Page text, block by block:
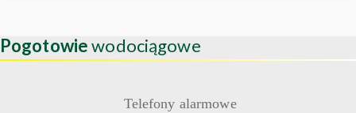
Pogotowiewodociągowe
Telefony alarmowe